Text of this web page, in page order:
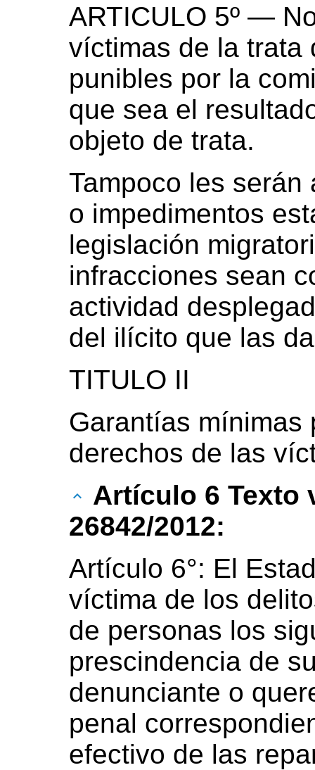
ARTICULO 5º —
víctimas de la trata
punibles por la
que sea el
objeto de trata.
Tampoco les
o impedimentos
legislación
infracciones sean
actividad
del ilícito que las
TITULO II
Garantías mínimas
derechos de las
Artículo 6 Texto
26842/2012:
Artículo 6°: El
víctima de los
de personas los
prescindencia de
denunciante o
penal
efectivo de las